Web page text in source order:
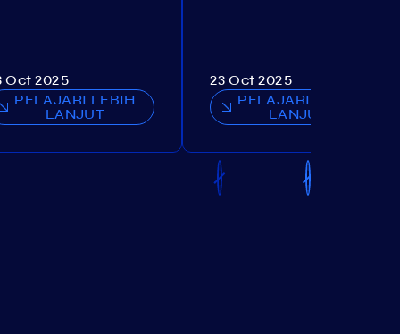
Oct 2025
PELAJARI LEBIH
LANJUT
23 Oct 2025
PELAJARI LEBIH
LANJUT